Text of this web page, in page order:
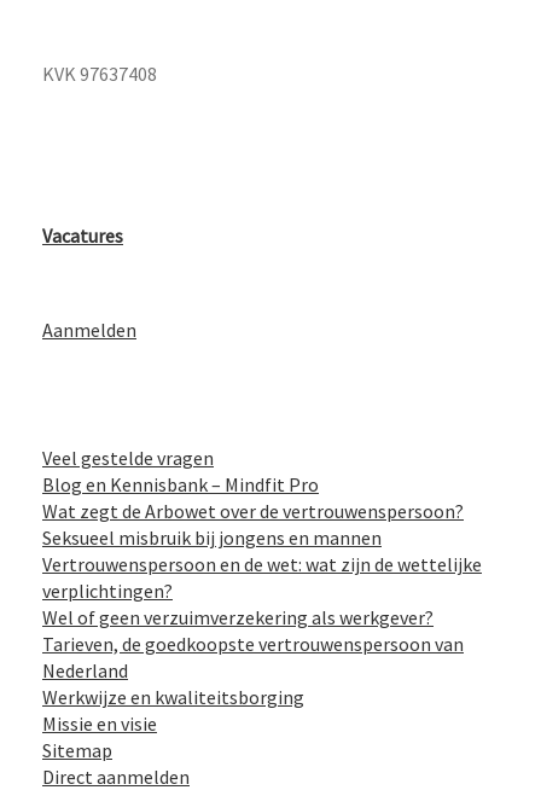
KVK 97637408
Vacatures
Aanmelden
Veel gestelde vragen
Blog en Kennisbank – Mindfit Pro
Wat zegt de Arbowet over de vertrouwenspersoon?
Seksueel misbruik bij jongens en mannen
Vertrouwenspersoon en de wet: wat zijn de wettelijke
verplichtingen?
Wel of geen verzuimverzekering als werkgever?
Tarieven, de goedkoopste vertrouwenspersoon van
Nederland
Werkwijze en kwaliteitsborging
Missie en visie
Sitemap
Direct aanmelden